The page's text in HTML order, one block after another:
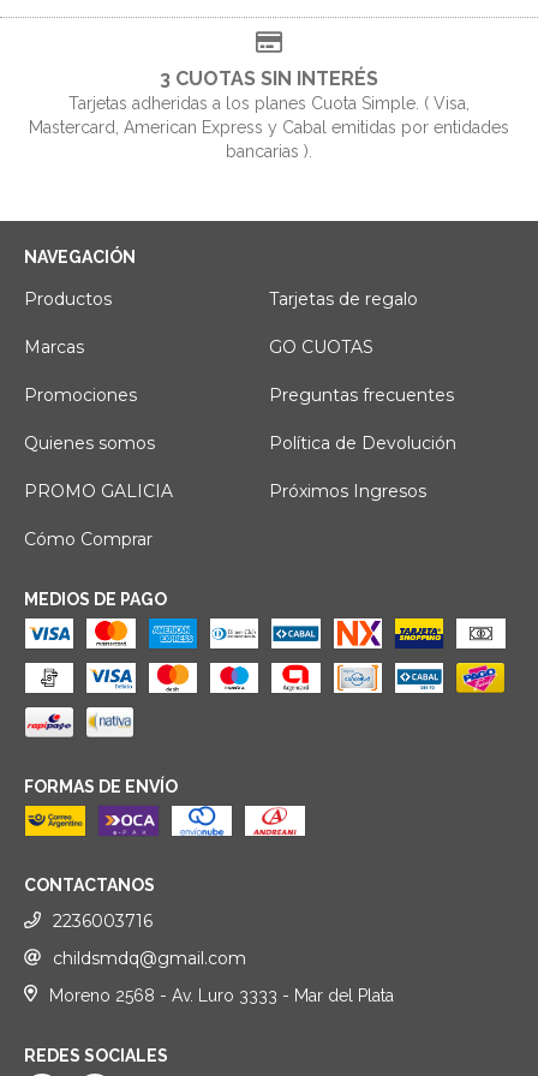
3 CUOTAS SIN INTERÉS
Tarjetas adheridas a los planes Cuota Simple. ( Visa,
Mastercard, American Express y Cabal emitidas por entidades
bancarias ).
NAVEGACIÓN
Productos Tarjetas de regalo
Marcas GO CUOTAS
Promociones Preguntas frecuentes
Quienes somos Política de Devolución
PROMO GALICIA Próximos Ingresos
Cómo Comprar
MEDIOS DE PAGO
FORMAS DE ENVÍO
CONTACTANOS
2236003716
childsmdq@gmail.com
Moreno 2568 - Av. Luro 3333 - Mar del Plata
REDES SOCIALES